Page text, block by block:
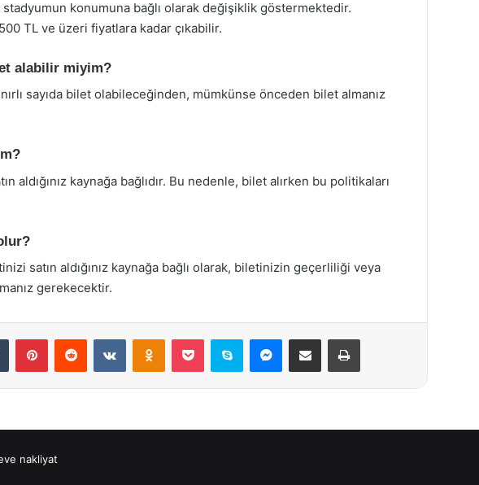
stadyumun konumuna bağlı olarak değişiklik göstermektedir.
TL ve üzeri fiyatlara kadar çıkabilir.
alabilir miyim?
sayıda bilet olabileceğinden, mümkünse önceden bilet almanız
aldığınız kaynağa bağlıdır. Bu nedenle, bilet alırken bu politikaları
satın aldığınız kaynağa bağlı olarak, biletinizin geçerliliği veya
gerekecektir.
Tumblr PinterestReddit VKontakteOdnoklassniki
Pocket Skype Messenger
E-Posta ile paylaş Yazdır
nakliyat